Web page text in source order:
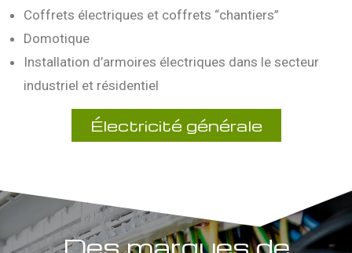
Coffrets électriques et coffrets “chantiers”
Domotique
Installation d’armoires électriques dans le secteur
industriel et résidentiel
Électricité générale
Des marques de